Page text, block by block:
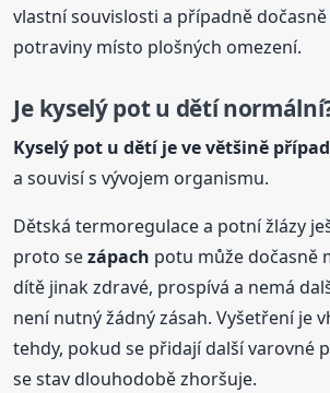
vlastní souvislosti a případně
potraviny místo plošných omezení.
Je kyselýpot u dětí
Kyselý pot u dětí je ve většině
a souvisí s vývojem organismu.
Dětská termoregulace a potní žlázy
proto sezápach potu může dočasně
dítě jinak zdravé, prospívá a nemá
není nutný žádný zásah. Vyšetření je
tehdy, pokud se přidají další varovné
se stav dlouhodobě zhoršuje.